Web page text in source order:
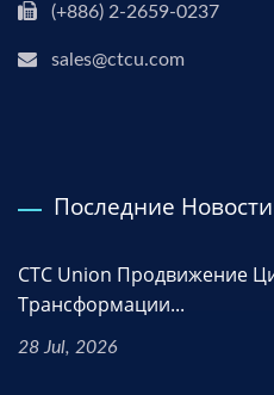
(+886) 2-2659-0237
sales@ctcu.com
Последние Новости
CTC Union Продвижение
Трансформации...
28 Jul, 2026